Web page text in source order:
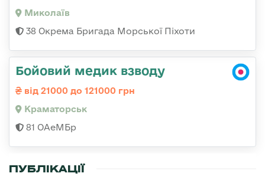
Миколаїв
38 Окрема Бригада Морської Піхоти
Бойовий медик взводу
від 21000 до 121000 грн
Краматорськ
81 ОАеМБр
ПУБЛІКАЦІЇ